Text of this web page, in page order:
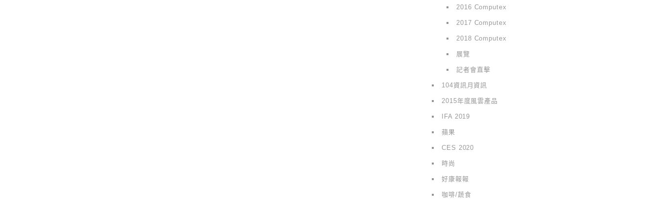
2016 Computex
2017 Computex
2018 Computex
展覽
記者會直擊
104資訊月資訊
2015年度風雲產品
IFA 2019
蘋果
CES 2020
時尚
好康報報
咖啡/蔬食